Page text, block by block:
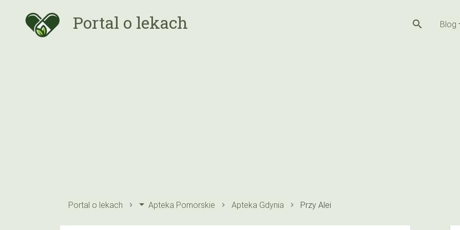
Portal o lekach search Blog
Portal o lekach Apteka Pomorskie Apteka Gdynia Przy Alei